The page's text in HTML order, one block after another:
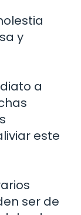
y
a
este
ser de